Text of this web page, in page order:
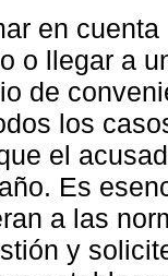
en
o llegar a
de
los
el
Es
a las
y